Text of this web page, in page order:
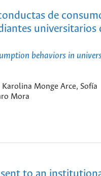
de
universitarios
behaviors in
Monge Arce, Sofía
Mora